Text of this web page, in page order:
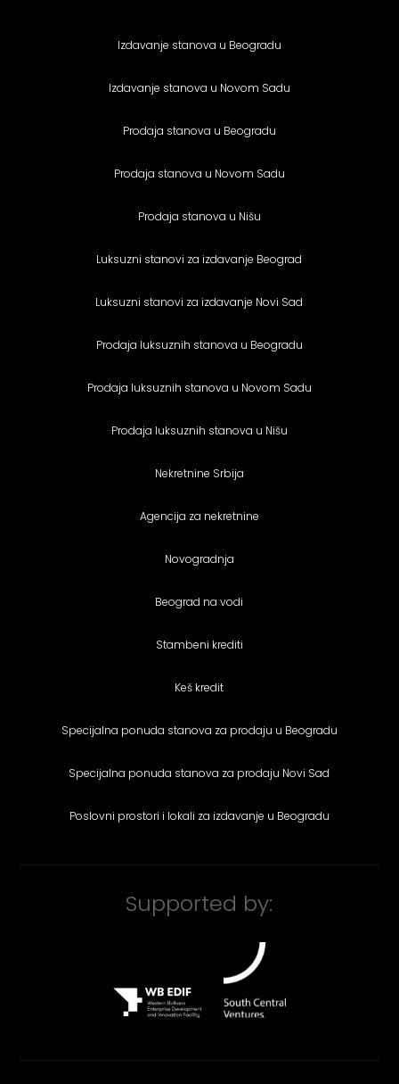
Izdavanje stanova u Beogradu
Izdavanje stanova u Novom Sadu
Prodaja stanova u Beogradu
Prodaja stanova u Novom Sadu
Prodaja stanova u Nišu
Luksuzni stanovi za izdavanje Beograd
Luksuzni stanovi za izdavanje Novi Sad
Prodaja luksuznih stanova u Beogradu
Prodaja luksuznih stanova u Novom Sadu
Prodaja luksuznih stanova u Nišu
Nekretnine Srbija
Agencija za nekretnine
Novogradnja
Beograd na vodi
Stambeni krediti
Keš kredit
Specijalna ponuda stanova za prodaju u Beogradu
Specijalna ponuda stanova za prodaju Novi Sad
Poslovni prostori i lokali za izdavanje u Beogradu
Supported by: